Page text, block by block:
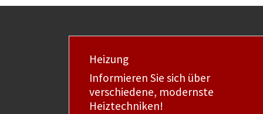
Heizung
Informieren Sie sich über
verschiedene, modernste
Heiztechniken!